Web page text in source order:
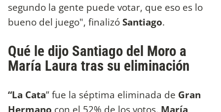
segundo la gente puede votar, que eso es lo
bueno del juego", finalizóSantiago.
Qué le dijo Santiago del Moro a
María Laura tras su eliminación
“La Cata” fue la séptima eliminada de Gran
Hermano con el 52% de los votos. María